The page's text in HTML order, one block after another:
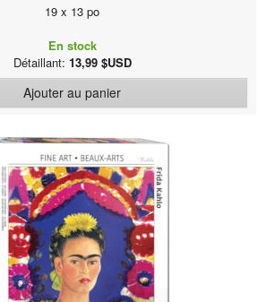
19 x 13 po
En stock
Détaillant: 13,99 $USD
Ajouter au panier